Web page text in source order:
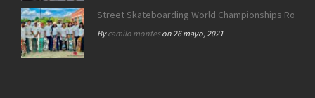
Street Skateboarding World Championships Roma
Bycamilo monteson 26 mayo, 2021